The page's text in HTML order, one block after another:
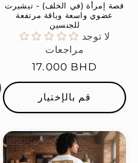
قصة إمرأة (في الخلف) - تيشيرت
عضوي واسعة وياقة مرتفعة
للجنسين
لا توجد
مراجعات
السعر
العادي
17.000 BHD
قم بالإختيار